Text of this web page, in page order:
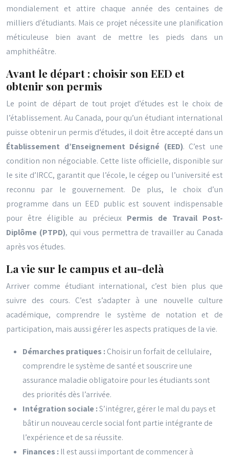
mondialement et attire chaque année des centaines de
milliers d’étudiants. Mais ce projet nécessite une planification
méticuleuse bien avant de mettre les pieds dans un
amphithéâtre.
Avant le départ : choisir son EED et
obtenir son permis
Le point de départ de tout projet d’études est le choix de
l’établissement. Au Canada, pour qu’un étudiant international
puisse obtenir un permis d’études, il doit être accepté dans un
Établissement d’Enseignement Désigné (EED). C’est une
condition non négociable. Cette liste officielle, disponible sur
le site d’IRCC, garantit que l’école, le cégep ou l’université est
reconnu par le gouvernement. De plus, le choix d’un
programme dans un EED public est souvent indispensable
pour être éligible au précieux Permis de Travail Post-
Diplôme (PTPD), qui vous permettra de travailler au Canada
après vos études.
La vie sur le campus et au-delà
Arriver comme étudiant international, c’est bien plus que
suivre des cours. C’est s’adapter à une nouvelle culture
académique, comprendre le système de notation et de
participation, mais aussi gérer les aspects pratiques de la vie.
Démarches pratiques :Choisir un forfait de cellulaire,
comprendre le système de santé et souscrire une
assurance maladie obligatoire pour les étudiants sont
des priorités dès l’arrivée.
Intégration sociale :S’intégrer, gérer le mal du pays et
bâtir un nouveau cercle social font partie intégrante de
l’expérience et de sa réussite.
Finances :Il est aussi important de commencer à